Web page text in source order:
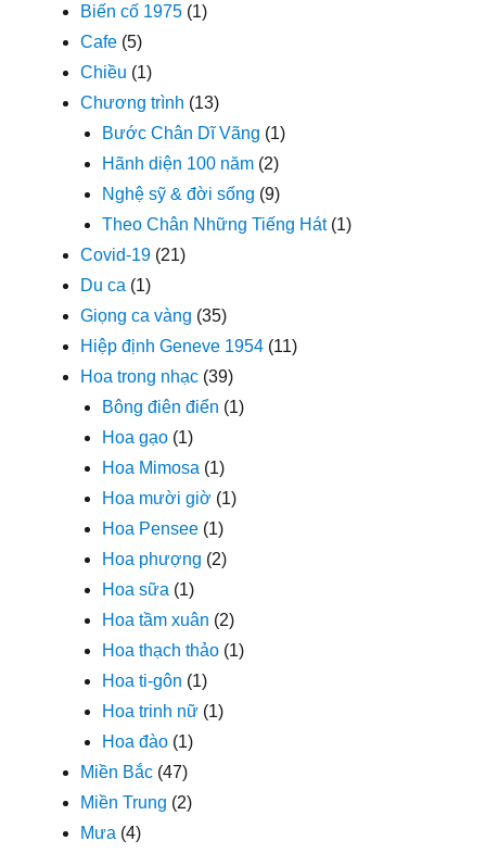
Biến cố 1975 (1)
Cafe (5)
Chiều (1)
Chương trình (13)
Bước Chân Dĩ Vãng (1)
Hãnh diện 100 năm (2)
Nghệ sỹ & đời sống (9)
Theo Chân Những Tiếng Hát(1)
Covid-19 (21)
Du ca (1)
Giọng ca vàng (35)
Hiệp định Geneve 1954 (11)
Hoa trong nhạc (39)
Bông điên điển (1)
Hoa gạo (1)
Hoa Mimosa (1)
Hoa mười giờ (1)
Hoa Pensee (1)
Hoa phượng (2)
Hoa sữa (1)
Hoa tầm xuân (2)
Hoa thạch thảo (1)
Hoa ti-gôn (1)
Hoa trinh nữ (1)
Hoa đào (1)
Miền Bắc (47)
Miền Trung (2)
Mưa (4)